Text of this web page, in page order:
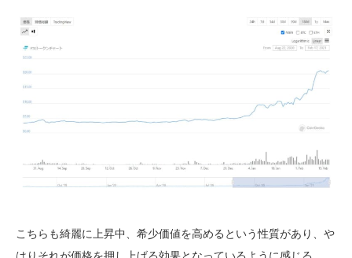
こちらも綺麗に上昇中、希少価値を高めるという性質があり、や